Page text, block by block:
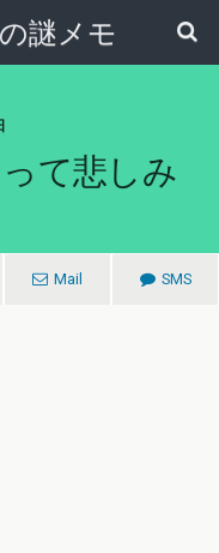
謎メモ
て悲しみ
Mail SMS